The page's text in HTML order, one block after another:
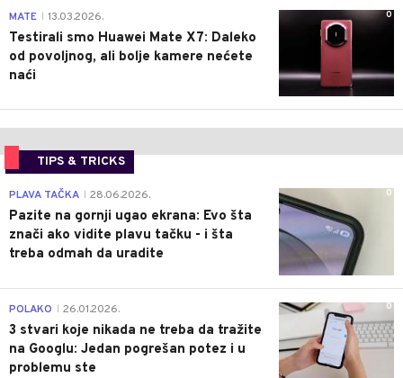
0
MATE 13.03.2026.
Testirali smo Huawei Mate X7: Daleko
od povoljnog, ali bolje kamere nećete
naći
TIPS & TRICKS
0
PLAVA TAČKA 28.06.2026.
Pazite na gornji ugao ekrana: Evo šta
znači ako vidite plavu tačku - i šta
treba odmah da uradite
0
POLAKO 26.01.2026.
3 stvari koje nikada ne treba da tražite
na Googlu: Jedan pogrešan potez i u
problemu ste